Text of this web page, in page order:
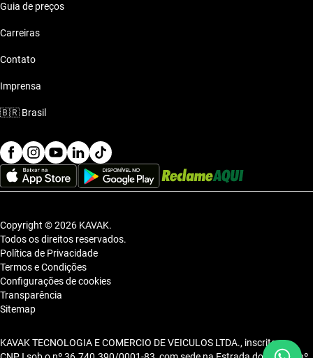
Guia de preços
Carreiras
Contato
Imprensa
🇧🇷 Brasil
Copyright © 2026 KAVAK.
Todos os direitos reservados.
Política de Privacidade
Termos e Condições
Configurações de cookies
Transparência
Sitemap
KAVAK TECNOLOGIA E COMERCIO DE VEICULOS LTDA., inscrita no